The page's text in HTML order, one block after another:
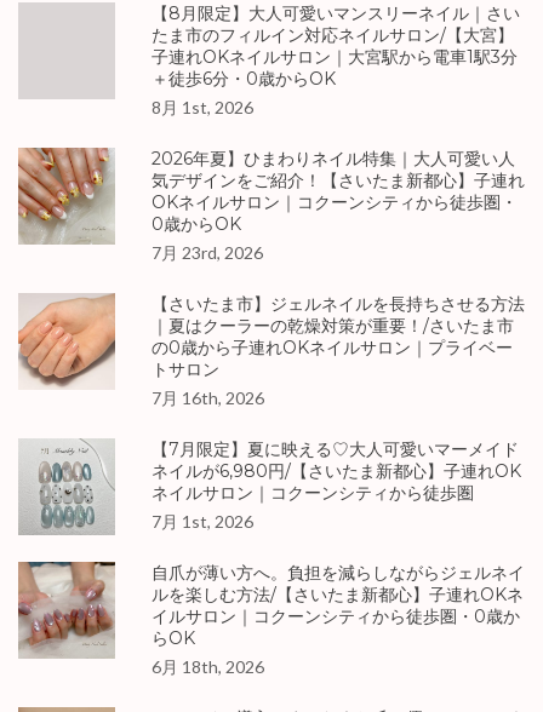
【8月限定】大人可愛いマンスリーネイル｜さい
たま市のフィルイン対応ネイルサロン/【大宮】
子連れOKネイルサロン｜大宮駅から電車1駅3分
＋徒歩6分・0歳からOK
8月 1st, 2026
2026年夏】ひまわりネイル特集｜大人可愛い人
気デザインをご紹介！【さいたま新都心】子連れ
OKネイルサロン｜コクーンシティから徒歩圏・
0歳からOK
7月 23rd, 2026
【さいたま市】ジェルネイルを長持ちさせる方法
｜夏はクーラーの乾燥対策が重要！/さいたま市
の0歳から子連れOKネイルサロン｜プライベー
トサロン
7月 16th, 2026
【7月限定】夏に映える♡大人可愛いマーメイド
ネイルが6,980円/【さいたま新都心】子連れOK
ネイルサロン｜コクーンシティから徒歩圏
7月 1st, 2026
自爪が薄い方へ。負担を減らしながらジェルネイ
ルを楽しむ方法/【さいたま新都心】子連れOKネ
イルサロン｜コクーンシティから徒歩圏・0歳か
らOK
6月 18th, 2026